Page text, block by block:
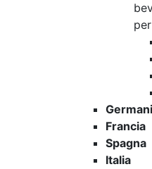
Francia
Spagna
Italia